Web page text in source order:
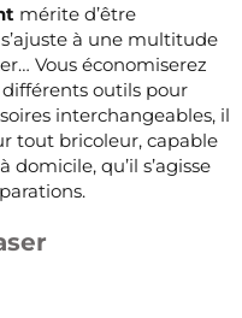
mérite d’être
à une multitude
Vous économiserez
différents outils pour
interchangeables, il
tout bricoleur, capable
qu’il s’agisse